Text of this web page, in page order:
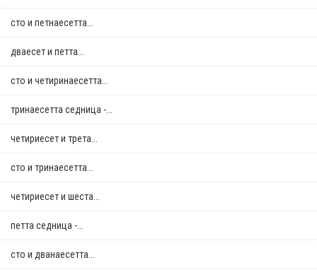
сто и петнаесетта...
дваесет и петта...
сто и четиринаесетта...
тринаесетта седница -...
четириесет и трета...
сто и тринаесетта...
четириесет и шеста...
петта седница -...
сто и дванаесетта...